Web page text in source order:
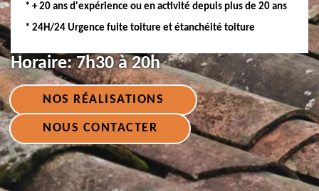
* + 20 ans d'expérience ou en activité depuis plus de 20 ans
* 24H/24 Urgence fuite toiture et étanchéité toiture
Horaire:7h30 à 20h
NOS RÉALISATIONS
NOUS CONTACTER